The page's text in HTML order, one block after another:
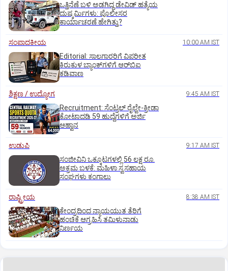
ಒತ್ತಿನೆಣೆ ಬಳಿ ಅಡಗಿದ್ದ ಡೇವಿಡ್‌ ಹತ್ಯೆಯ
ದುಷ್ಕರ್ಮಿಗಳು: ಪೊಲೀಸರ
ಕಾರ್ಯಾಚರಣೆ ಹೇಗಿತ್ತು?
ಸಂಪಾದಕೀಯ 10:00 AM IST
Editorial: ಸಾಲಗಾರರಿಗೆ ವಿಪರೀತ
ಕಿರುಕುಳ ಬ್ಯಾಂಕ್‌ಗಳಿಗೆ ಆರ್‌ಬಿಐ
ಕಡಿವಾಣ
ಶಿಕ್ಷಣ / ಉದ್ಯೋಗ 9:45 AM IST
Recruitment: ಸೆಂಟ್ರಲ್‌ ರೈಲ್ವೇ-ಕ್ರೀಡಾ
ಕೋಟಾದಡಿ 59 ಹುದ್ದೆಗಳಿಗೆ ಅರ್ಜಿ
ಆಹ್ವಾನ
ಉಡುಪಿ 9:17 AM IST
ಸಂಜೀವಿನಿ ಒಕ್ಕೂಟಗಳಲ್ಲಿ 56 ಲಕ್ಷ ರೂ.
ಅಕ್ರಮ ಬಳಕೆ: ಮಹಿಳಾ ಸ್ವಸಹಾಯ
ಸಂಘಗಳು ಕಂಗಾಲು
ರಾಷ್ಟ್ರೀಯ 8:38 AM IST
ಕೇಂದ್ರದಿಂದ ನ್ಯಾಯಯುತ ತೆರಿಗೆ
ಹಂಚಿಕೆ ಆಗ್ರಹಿಸಿ ತಮಿಳುನಾಡು
ನಿರ್ಣಯ